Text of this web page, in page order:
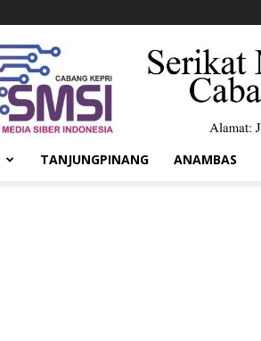
TANJUNGPINANG ANAMBAS